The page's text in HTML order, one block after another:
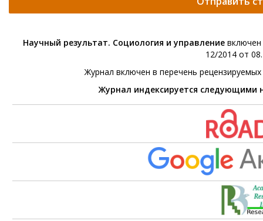
Научный результат. Социология и управление
12/2014 от
Журнал включен в перечень
Журнал индексируется